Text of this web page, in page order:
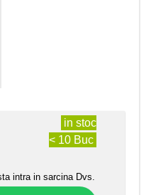
in stoc
< 10 Buc
intra in sarcina Dvs.